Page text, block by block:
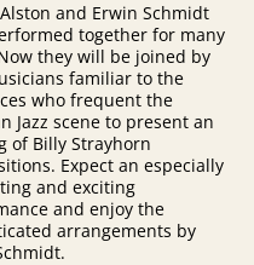
and Erwin Schmidt
together for many
they will be joined by
familiar to the
who frequent the
Jazz scene to present an
of Billy Strayhorn
Expect an especially
and exciting
and enjoy the
arrangements by